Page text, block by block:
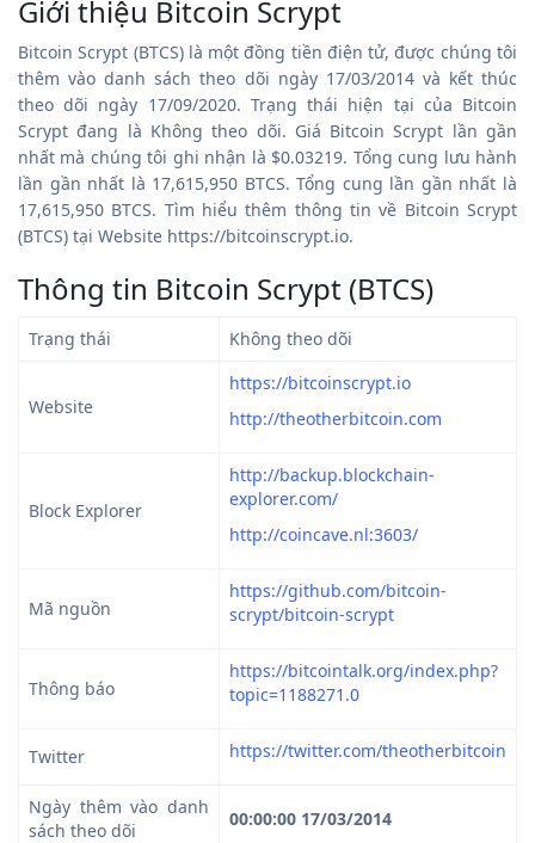
Giới thiệu Bitcoin Scrypt
Bitcoin Scrypt (BTCS) là một đồng tiền điện tử, được chúng tôi
thêm vào danh sách theo dõi ngày 17/03/2014 và kết thúc
theo dõi ngày 17/09/2020. Trạng thái hiện tại của Bitcoin
Scrypt đang là Không theo dõi. Giá Bitcoin Scrypt lần gần
nhất mà chúng tôi ghi nhận là $0.03219. Tổng cung lưu hành
lần gần nhất là 17,615,950 BTCS. Tổng cung lần gần nhất là
17,615,950 BTCS. Tìm hiểu thêm thông tin về Bitcoin Scrypt
(BTCS) tại Website https://bitcoinscrypt.io.
Thông tin Bitcoin Scrypt (BTCS)
Trạng thái Không theo dõi
Website
https://bitcoinscrypt.io
http://theotherbitcoin.com
Block Explorer
http://backup.blockchain-
explorer.com/
http://coincave.nl:3603/
Mã nguồn
https://github.com/bitcoin-
scrypt/bitcoin-scrypt
Thông báo
https://bitcointalk.org/index.php?
topic=1188271.0
Twitter https://twitter.com/theotherbitcoin
Ngày thêm vào danh
sách theo dõi
00:00:00 17/03/2014